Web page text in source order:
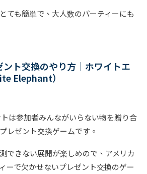
ても簡単で、大人数のパーティーにも
ント交換のやり方｜ホワイトエ
Elephant）
は参加者みんながいらない物を贈り合
レゼント交換ゲームです。
できない展開が楽しめので、アメリカ
ーで欠かせないプレゼント交換のゲー